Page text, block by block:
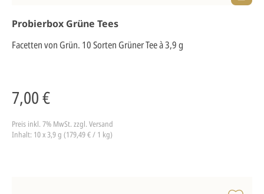
Probierbox Grüne Tees
Facetten von Grün. 10 Sorten Grüner Tee à 3,9 g
7,00 €
Preis inkl. 7% MwSt. zzgl. Versand
Inhalt: 10 x 3,9 g (179,49 € / 1 kg)